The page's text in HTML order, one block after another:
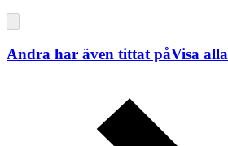
Andra har även tittat påVisa alla